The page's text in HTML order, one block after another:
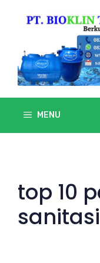
MENU
top 10
sanitasi